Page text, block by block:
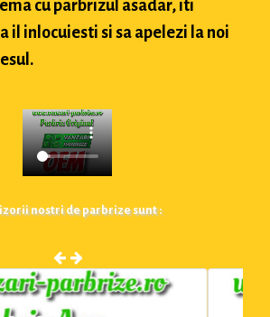
cu parbrizul asadar, iti
il inlocuiesti si sa apelezi la noi
nostri de parbrize sunt :